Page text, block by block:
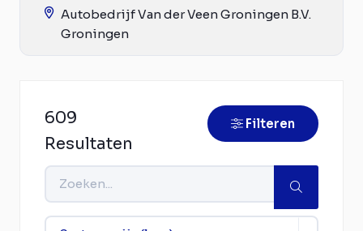
Autobedrijf Van der Veen Groningen B.V.
Groningen
609
Resultaten
Filteren